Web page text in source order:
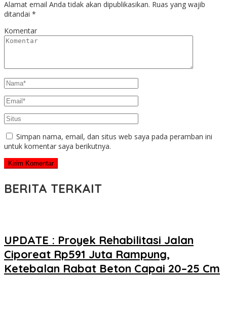
Alamat email Anda tidak akan dipublikasikan. Ruas yang wajib
ditandai *
Komentar
Simpan nama, email, dan situs web saya pada peramban ini
untuk komentar saya berikutnya.
BERITA TERKAIT
UPDATE : Proyek Rehabilitasi Jalan
Ciporeat Rp591 Juta Rampung,
Ketebalan Rabat Beton Capai 20–25 Cm